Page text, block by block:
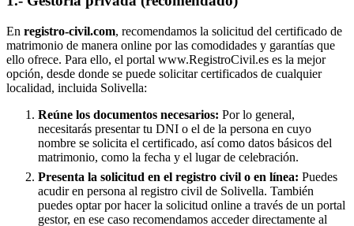
En registro-civil.com, recomendamos la solicitud del certificado de
matrimonio de manera online por las comodidades y garantías que
ello ofrece. Para ello, el portal www.RegistroCivil.es es la mejor
opción, desde donde se puede solicitar certificados de cualquier
localidad, incluida Solivella:
Reúne los documentos necesarios: Por lo general,
necesitarás presentar tu DNI o el de la persona en cuyo
nombre se solicita el certificado, así como datos básicos del
matrimonio, como la fecha y el lugar de celebración.
Presenta la solicitud en el registro civil o en línea: Puedes
acudir en persona al registro civil de Solivella. También
puedes optar por hacer la solicitud online a través de un portal
gestor, en ese caso recomendamos acceder directamente al